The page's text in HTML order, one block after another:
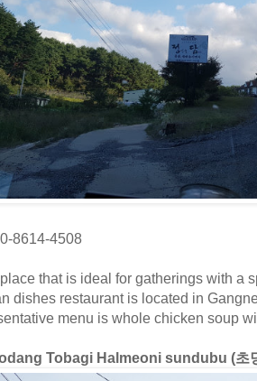
8614-4508
place that is ideal for gatherings with a
dishes restaurant is located in
menu is whole chicken soup
Tobagi Halmeoni sundubu (초